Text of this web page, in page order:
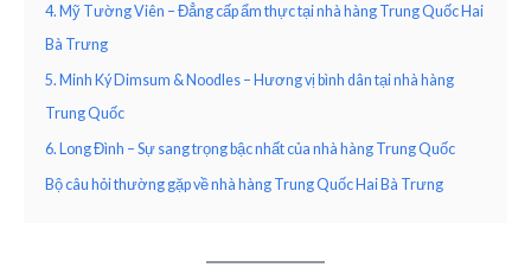
4. Mỹ Tường Viên – Đẳng cấp ẩm thực tại nhà hàng Trung Quốc Hai
Bà Trưng
5. Minh Ký Dimsum & Noodles – Hương vị bình dân tại nhà hàng
Trung Quốc
6. Long Đình – Sự sang trọng bậc nhất của nhà hàng Trung Quốc
Bộ câu hỏi thường gặp về nhà hàng Trung Quốc Hai Bà Trưng